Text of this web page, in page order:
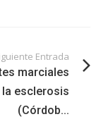
Entrada
marciales
esclerosis
(Córdob...